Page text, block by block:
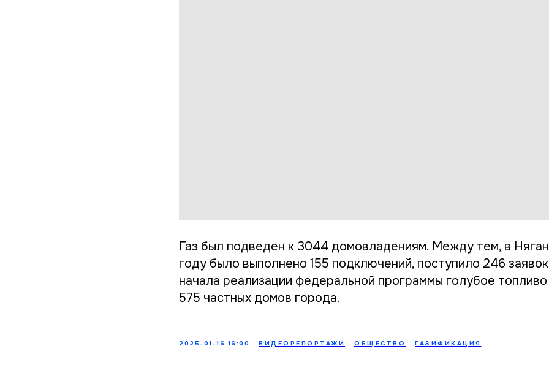
Газ был подведен к 3044 домовладениям. Между тем, в
году было выполнено 155 подключений, поступило 246
начала реализации федеральной программы голубое
575 частных домов города.
2025-01-16 16:00 ВИДЕОРЕПОРТАЖИ ОБЩЕСТВО ГАЗИФИКАЦИЯ